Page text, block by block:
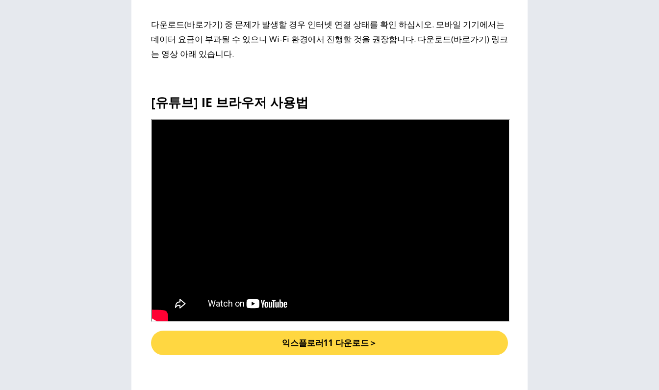
다운로드(바로가기) 중 문제가 발생할 경우 인터넷 연결 상태를 확인 하십시오. 모바일 기기에서는
데이터 요금이 부과될 수 있으니 Wi-Fi 환경에서 진행할 것을 권장합니다. 다운로드(바로가기) 링크
는 영상 아래 있습니다.
[유튜브] IE 브라우저 사용법
익스플로러11 다운로드＞